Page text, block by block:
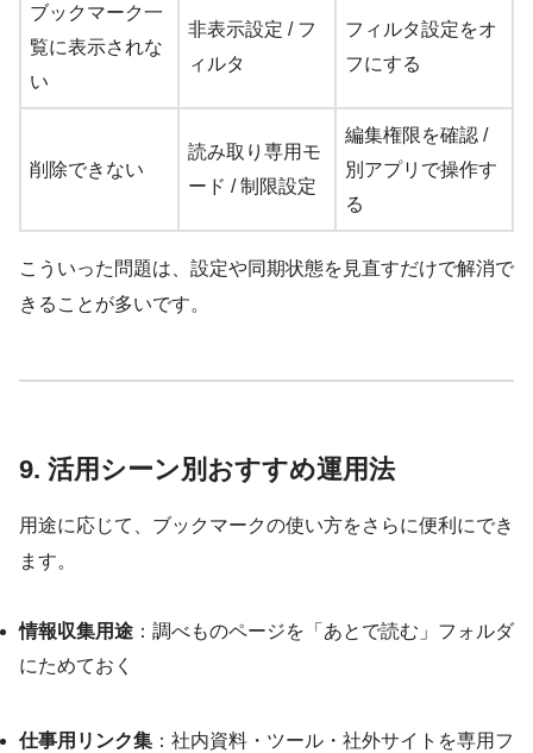
ブックマーク一
覧に表示されな
い
非表示設定 / フ
ィルタ
フィルタ設定をオ
フにする
削除できない
読み取り専用モ
ード / 制限設定
編集権限を確認 /
別アプリで操作す
る
こういった問題は、設定や同期状態を見直すだけで解消で
きることが多いです。
9. 活用シーン別おすすめ運用法
用途に応じて、ブックマークの使い方をさらに便利にでき
ます。
情報収集用途 ：調べものページを「あとで読む」フォルダ
にためておく
仕事用リンク集 ：社内資料・ツール・社外サイトを専用フ